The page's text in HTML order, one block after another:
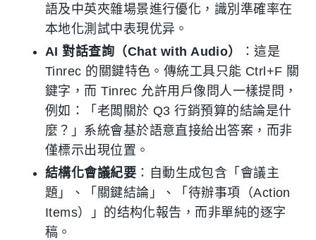
語及中英夾雜場景進行優化，識別準確率在
本地化測試中表現优异。
AI 對話查詢（Chat with Audio）
：這是
Tinrec 的關鍵特色。傳統工具只能 Ctrl+F 關
鍵字，而 Tinrec 允許用戶像問人一樣提問，
例如：「老闆關於 Q3 行銷預算的結論是什
麼？」系統會基於語意直接給出答案，而非
僅標示出現位置。
結構化會議紀要 ：自動生成包含「會議主
題」、「關鍵結論」、「待辦事項（Action
Items）」的结构化報告，而非單純的逐字
稿。